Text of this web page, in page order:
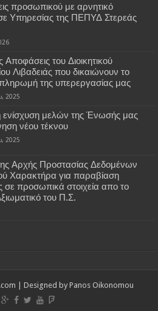
προσωπικού με αρνητικό
Υπηρεσίας της ΠΕΠΥΔ Στερεάς
Αποφάσεις του Διοικητικού
Λιβαδειάς που δικαιώνουν το
πληρωμή της υπερεργασίας μας
2025
ενίσχυση μελών της Ένωσής μας
νέου τέκνου
2025
Αρχής Προστασίας Δεδομένων
Χαρακτήρα για παραβίαση
προσωπικά στοιχεία απο το
του Π.Σ.
| Designed by Panos Oikonomou